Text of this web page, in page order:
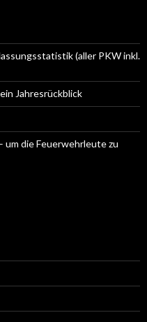
(aller PKW inkl.
Jahresrückblick
die Feuerwehrleute zu